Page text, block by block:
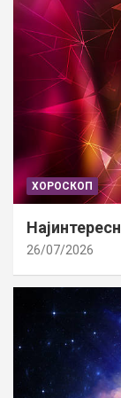
ХОРОСКОП
26/07/2026